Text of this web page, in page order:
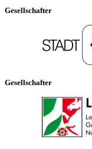
Gesellschafter
Gesellschafter